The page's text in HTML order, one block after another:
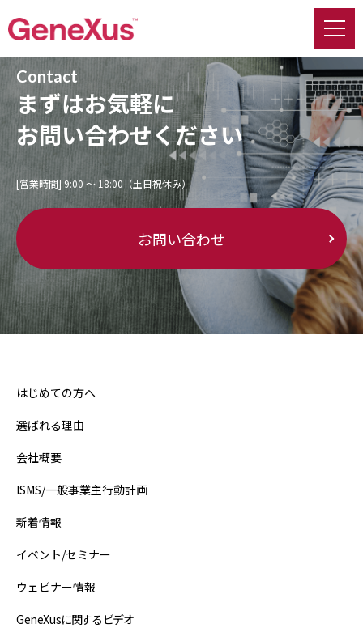
Contact
まずはお気軽に
お問い合わせください
[営業時間] 9:00 〜 18:00（土日祝休み）
お問い合わせ
はじめての方へ
選ばれる理由
会社概要
ISMS/一般事業主行動計画
新着情報
イベント/セミナー
ウェビナー情報
GeneXusに関するビデオ